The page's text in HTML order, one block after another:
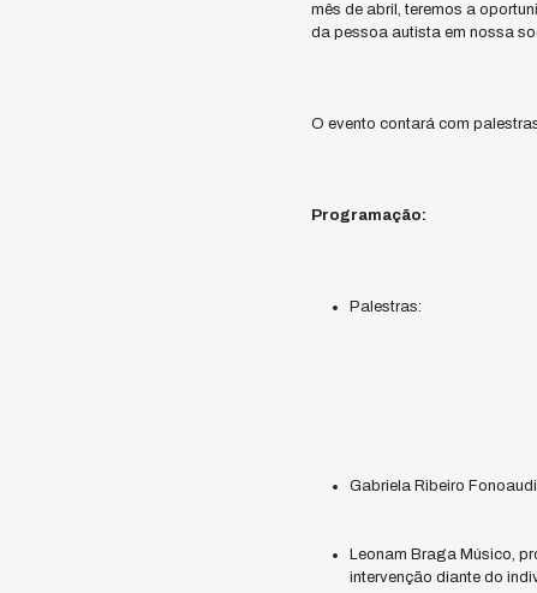
mês de abril, teremos a
da pessoa autista em nossa
O evento contará com
Programação:
Palestras:
Gabriela Ribeiro
Leonam Braga Músico,
intervenção diante do